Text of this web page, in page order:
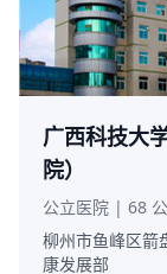
广西科技大
院）
公立医院 | 68
柳州市鱼峰区箭
康发展部